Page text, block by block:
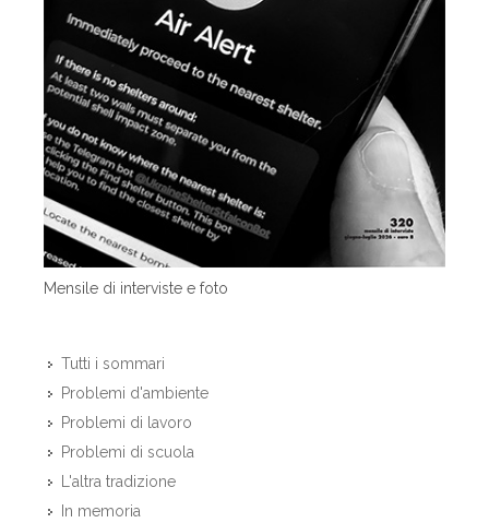
Mensile di interviste e foto
Tutti i sommari
Problemi d'ambiente
Problemi di lavoro
Problemi di scuola
L'altra tradizione
In memoria